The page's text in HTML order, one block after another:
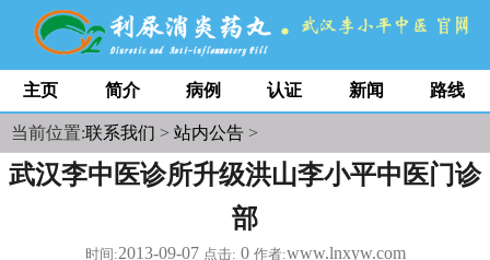
主页 简介 病例 认证 新闻 路线
当前位置:联系我们 > 站内公告 >
武汉李中医诊所升级洪山李小平中医门诊
部
时间:2013-09-07 点击: 0 作者:www.lnxyw.com